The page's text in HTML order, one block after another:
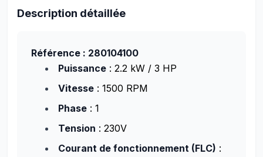
Description détaillée
Référence : 280104100
Puissance : 2.2 kW / 3 HP
Vitesse : 1500 RPM
Phase : 1
Tension : 230V
Courant de fonctionnement (FLC) :